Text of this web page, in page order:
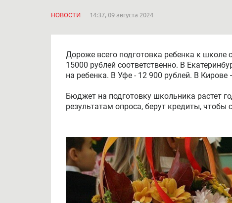
НОВОСТИ 14:37, 09 августа 2024
Дороже всего подготовка ребенка к
15000 рублей соответственно. В
на ребенка. В Уфе - 12 900 рублей. В
Бюджет на подготовку школьника растет
результатам опроса, берут кредиты, чтобы